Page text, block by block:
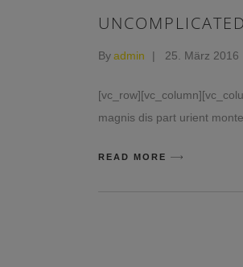
Byadmin 25. März 2016
magnis dis part urient
READ MORE